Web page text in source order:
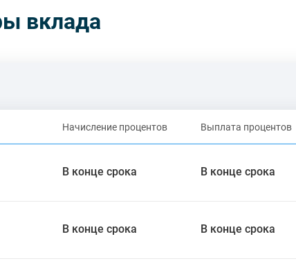
вклада
Начисление процентов Выплата процентов
В конце срока В конце срока
В конце срока В конце срока